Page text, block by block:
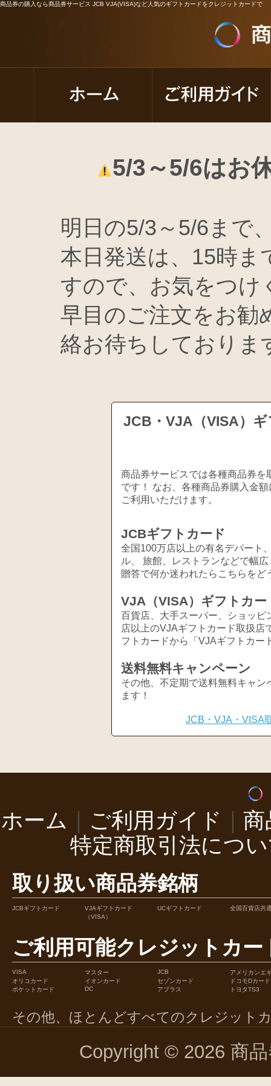
商品券の購入なら商品券サービス JCB VJA(VISA)など人気のギフトカードをクレジットカードで
5/3～5/6はお
明日の5/3～5/6まで
本日発送は、15時ま
すので、お気をつけ
早目のご注文をお勧
絡お待ちしており
JCB・VJA（VISA）
商品券サービスでは各種商品券
です！ なお、各種商品券購入金
ご利用いただけます。
JCBギフトカード
全国100万店以上の有名デパート
ル、 旅館、レストランなどで幅
贈答で何か迷われたらこちらをど
VJA（VISA）ギフトカー
百貨店、大手スーパー、ショッ
店以上のVJAギフトカード取扱店
フトカードから「VJAギフトカー
送料無料キャンペーン
その他、不定期で送料無料キャ
ます！
JCB・VJA・VISA
ホーム ご利用ガイド
商
特定商取引法につ
取り扱い商品券銘柄
JCBギフトカード
VJAギフトカード
（VISA）
UCギフトカード 全国百貨店共
ご利用可能クレジットカー
VISA マスター JCB
アメリカンエ
オリコカード
イオンカード セゾンカード
ドコモDカード
ポケットカード
DC アプラス トヨタTS3
その他、ほとんどすべてのクレジット
Copyright © 2026 商